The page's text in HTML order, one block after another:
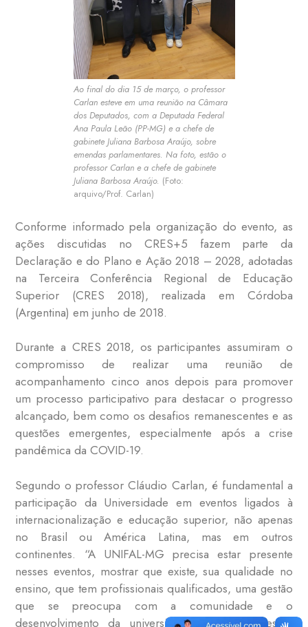
Ao final do dia 15 de março, o professor
Carlan esteve em uma reunião na Câmara
dos Deputados, com a Deputada Federal
Ana Paula Leão (PP-MG) e a chefe de
gabinete Juliana Barbosa Araújo, sobre
emendas parlamentares. Na foto, estão o
professor Carlan e a chefe de gabinete
Juliana Barbosa Araújo. (Foto:
arquivo/Prof. Carlan)
Conforme informado pela organização do evento, as
ações discutidas no CRES+5 fazem parte da
Declaração e do Plano e Ação 2018 – 2028, adotadas
na Terceira Conferência Regional de Educação
Superior (CRES 2018), realizada em Córdoba
(Argentina) em junho de 2018.
Durante a CRES 2018, os participantes assumiram o
compromisso de realizar uma reunião de
acompanhamento cinco anos depois para promover
um processo participativo para destacar o progresso
alcançado, bem como os desafios remanescentes e as
questões emergentes, especialmente após a crise
pandêmica da COVID-19.
Segundo o professor Cláudio Carlan, é fundamental a
participação da Universidade em eventos ligados à
internacionalização e educação superior, não apenas
no Brasil ou América Latina, mas em outros
continentes. “A UNIFAL-MG precisa estar presente
nesses eventos, mostrar que existe, sua qualidade no
ensino, que tem profissionais qualificados, uma gestão
que se preocupa com a comunidade e o
desenvolvimento da universidade. Também, nesses